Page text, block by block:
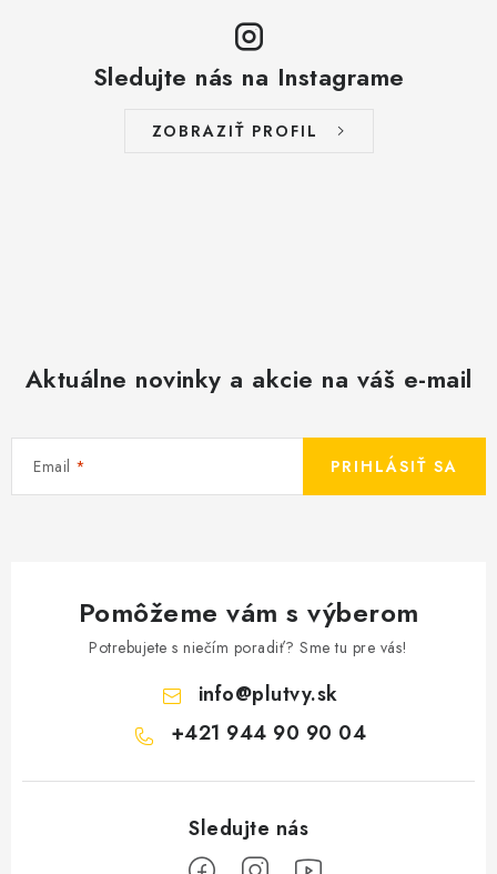
Sledujte nás na Instagrame
ZOBRAZIŤ PROFIL
Aktuálne novinky a akcie na váš e-mail
Email PRIHLÁSIŤ SA
Pomôžeme vám s výberom
Potrebujete s niečím poradiť? Sme tu pre vás!
info@plutvy.sk
+421 944 90 90 04